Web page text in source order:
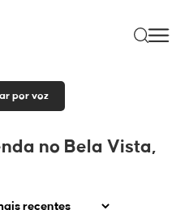
por voz
no Bela Vista,